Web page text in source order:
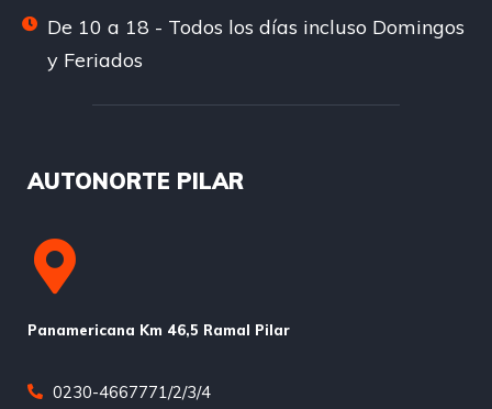
De 10 a 18 - Todos los días incluso Domingos
y Feriados
AUTONORTE PILAR
Panamericana Km 46,5 Ramal Pilar
0230-4667771/2/3/4